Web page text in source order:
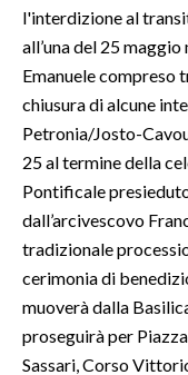
INFO AZIENDE
ABBONATI
NECROLOGI
PUBBLICITÀ
SPIAGGE
STORE
l'interdizione al
all’una del 25
Emanuele compreso
chiusura di alcune
Petronia/Josto-
25 al termine della
Pontificale
dall’arcivescovo
tradizionale
cerimonia di
muoverà dalla
proseguirà per
Sassari, Corso